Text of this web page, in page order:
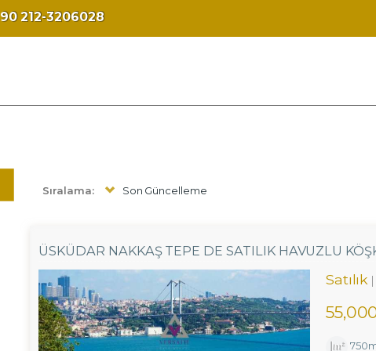
90 212-3206028
Sıralama: Son Güncelleme
ÜSKÜDAR NAKKAŞ TEPE DE SATILIK HAVUZLU
Satılık